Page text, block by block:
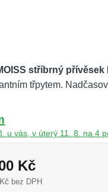
stříbrný přívěsek
třpytem.
u vás, v úterý 11. 8. na 4
Kč
bez DPH